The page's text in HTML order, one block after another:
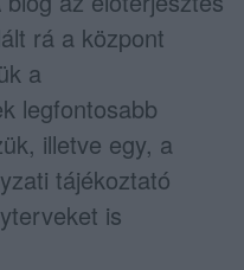
rá a központ
a
legfontosabb
illetve egy, a
tájékoztató
is